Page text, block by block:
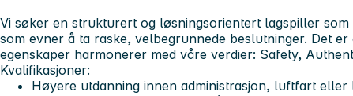
Vi søker en strukturert og løsningsorientert lagspiller
som evner å ta raske, velbegrunnede beslutninger. Det er
egenskaper harmonerer med våre verdier: Safety,
Kvalifikasjoner:
Høyere utdanning innen administrasjon, luftfart eller